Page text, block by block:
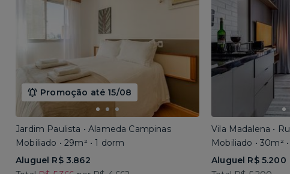
Promoção até 15/08
Jardim Paulista • Alameda Campinas
Mobiliado • 29m² • 1 dorm
Aluguel R$ 3.862
Vila Madalena •
Mobiliado • 30m²
Aluguel R$ 5.200